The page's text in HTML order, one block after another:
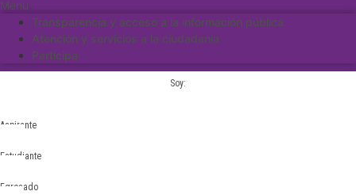
Menu
Transparencia y acceso a la información pública
Atención y servicios a la ciudadanía
Participa
Soy:
Aspirante
Estudiante
Egresado